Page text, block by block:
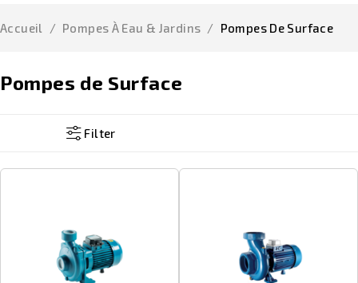
Pompes de Surface
Accueil / Pompes À Eau & Jardins / Pompes De Surface
Filter